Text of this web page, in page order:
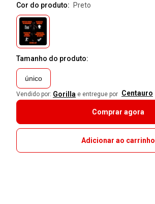
Cor do produto:
preto
Tamanho do produto:
único
Vendido por: Gorilla e entregue por Centauro
Comprar agora
Adicionar ao carrinho